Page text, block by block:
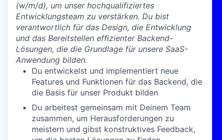
(w/m/d), um unser hochqualifiziertes
Entwicklungsteam zu verstärken. Du bist
verantwortlich für das Design, die Entwicklung
und das Bereitstellen effizienter Backend-
Lösungen, die die Grundlage für unsere SaaS-
Anwendung bilden.
Du entwickelst und implementiert neue
Features und Funktionen für das Backend, die
die Basis für unser Produkt bilden
Du arbeitest gemeinsam mit Deinem Team
zusammen, um Herausforderungen zu
meistern und gibst konstruktives Feedback,